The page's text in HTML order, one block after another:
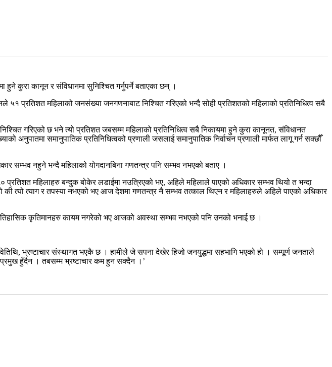
कुरा कानून र संविधानमा सुनिश्चित गर्नुपर्ने बताएका छन् ।
५१ प्रतिशत महिलाको जनसंख्या जनगणनाबाट निश्चित गरिएको भन्दै सोही प्रतिशतको महिलाको प्रतिनिधित्व सबै
गरिएको छ भने त्यो प्रतिशत जबसम्म महिलाको प्रतिनिधित्व सबै निकायमा हुने कुरा कानूनत, संविधानत
समानुपातिक प्रतिनिधित्वको प्रणाली जसलाई समानुपातिक निर्वाचन प्रणाली मार्फत लागू गर्न सक्छौँ
सम्भव नहुने भन्दै महिलाको योगदानबिना गणतन्त्र पनि सम्भव नभएको बताए ।
प्रतिशत महिलाहरु बन्दुक बोकेर लडाईमा नउत्रिएको भए, अहिले महिलाले पाएको अधिकार सम्भव थियो त भन्दा
की त्यो त्याग र तपस्या नभएको भए आज देशमा गणतन्त्र नै सम्भव तत्काल थिएन र महिलाहरुले अहिले पाएको अधिकार
ऐतिहासिक कृतिमानहरु कायम नगरेको भए आजको अवस्था सम्भव नभएको पनि उनको भनाई छ ।
भ्रष्टाचार संस्थागत भएकै छ । हामीले जे सपना देखेर हिजो जनयुद्धमा सहभागि भएको हो । सम्पूर्ण जनताले
प्रमुख हुँदैन । तबसम्म भ्रष्टाचार कम हुन सक्दैन ।’